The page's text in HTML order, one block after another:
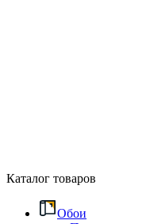
Каталог товаров
Обои